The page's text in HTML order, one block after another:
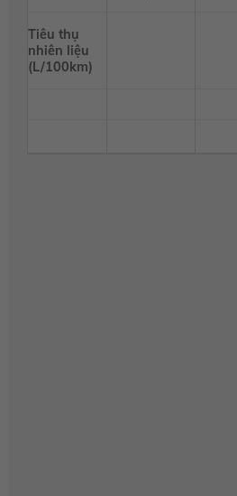
Tiêu thụ
nhiên liệu
(L/100km)